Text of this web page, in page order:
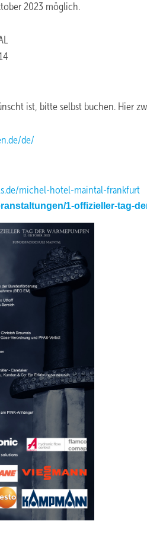
2023 möglich.
ist, bitte selbst buchen. Hier
de/
michel-hotel-maintal-frankfurt
1-offizieller-tag-